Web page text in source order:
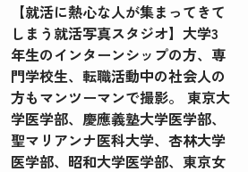
【就活に熱心な人が集まってきて
しまう就活写真スタジオ】大学3
年生のインターンシップの方、専
門学校生、転職活動中の社会人の
方もマンツーマンで撮影。 東京大
学医学部、慶應義塾大学医学部、
聖マリアンナ医科大学、杏林大学
医学部、昭和大学医学部、東京女